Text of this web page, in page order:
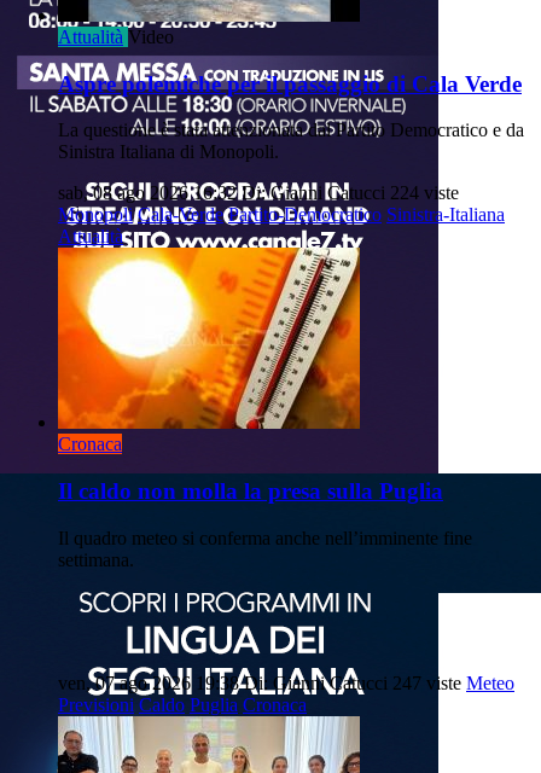
Attualità Video
Aspre polemiche per il passaggio di Cala Verde
La questione è stata attenzionata dal Partito Democratico e da
Sinistra Italiana di Monopoli.
sab, 08 ago 2026 16:32 Di: Gianni Catucci 224 viste
Monopoli Cala-Verde Partito-Democratico Sinistra-Italiana
Attualità
Cronaca
Il caldo non molla la presa sulla Puglia
Il quadro meteo si conferma anche nell’imminente fine
settimana.
ven, 07 ago 2026 19:38 Di: Gianni Catucci 247 viste Meteo
Previsioni Caldo Puglia Cronaca